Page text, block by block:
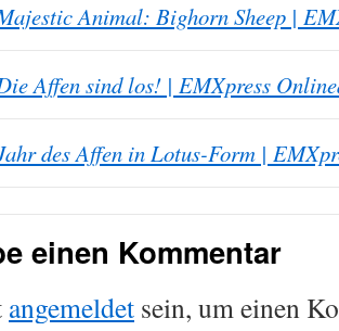
Animal: Bighorn Sheep |
Affen sind los! | EMXpress
des Affen in Lotus-Form |
einen Kommentar
angemeldet sein, um einen